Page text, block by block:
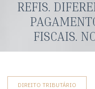
REFIS.
FISCAIS.
DIREITO TRIBUTÁRIO